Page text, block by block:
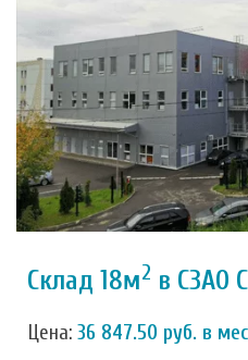
Склад 18м2 в СЗАО
Цена: 36 847.50 руб. в